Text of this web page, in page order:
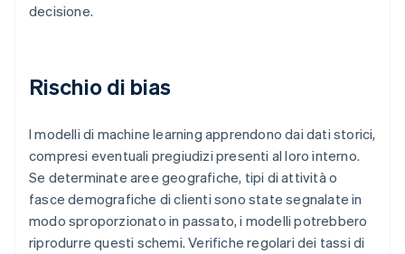
decisione.
Rischio di bias
I modelli di machine learning apprendono dai dati storici,
compresi eventuali pregiudizi presenti al loro interno.
Se determinate aree geografiche, tipi di attività o
fasce demografiche di clienti sono state segnalate in
modo sproporzionato in passato, i modelli potrebbero
riprodurre questi schemi. Verifiche regolari dei tassi di